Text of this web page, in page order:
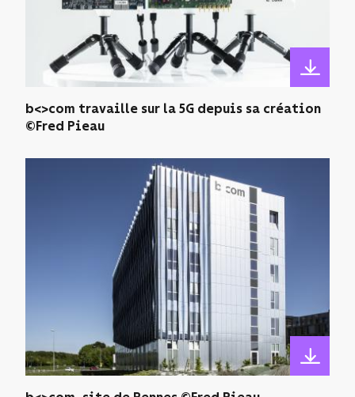
b<>com travaille sur la 5G depuis sa création
©Fred Pieau